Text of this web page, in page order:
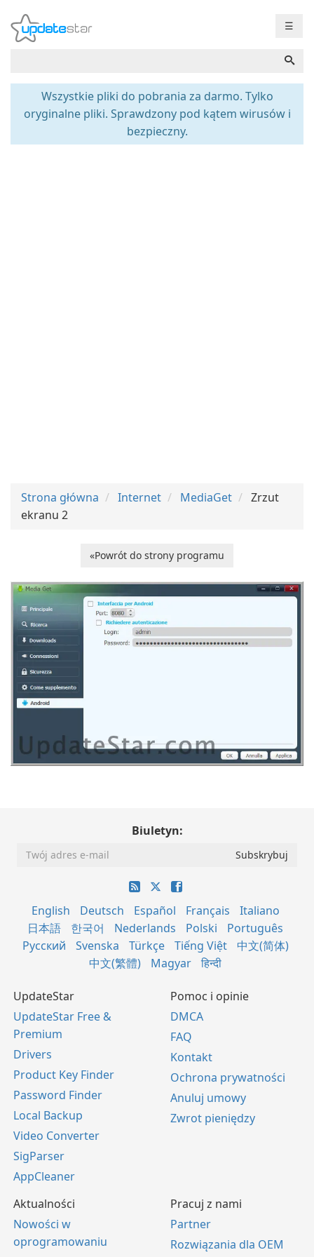
☰
Wszystkie pliki do pobrania za darmo. Tylko
oryginalne pliki. Sprawdzony pod kątem wirusów i
bezpieczny.
Strona główna Internet MediaGet
Zrzut
ekranu 2
«Powrót do strony programu
Biuletyn:
English Deutsch Español Français
Italiano
日本語
한국어 Nederlands Polski
Português
Русский
Svenska Türkçe Tiếng Việt
中文(简体)
中文(繁體)
Magyar हिन्दी
UpdateStar
UpdateStar Free &
Premium
Drivers
Product Key Finder
Password Finder
Local Backup
Video Converter
SigParser
AppCleaner
Pomoc i opinie
DMCA
FAQ
Kontakt
Ochrona prywatności
Anuluj umowy
Zwrot pieniędzy
Aktualności
Nowości w
oprogramowaniu
Pracuj z nami
Partner
Rozwiązania dla OEM